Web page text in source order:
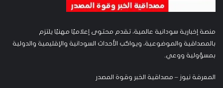
منصة إخبارية سودانية عالمية، تقدم محتوى إعلاميًا مهنيًا يلتزم
بالمصداقية والموضوعية، ويواكب الأحداث السودانية والإقليمية والدولية
بمسؤولية ووعي.
المعرفة نيوز – مصداقية الخبر وقوة المصدر